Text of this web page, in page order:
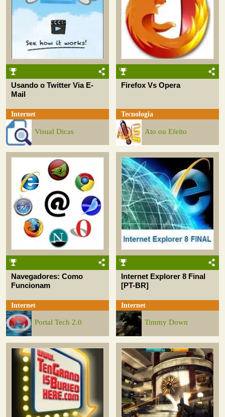
Usando o Twitter Via E-
Mail
Internet
Visual Dicas
Firefox Vs Opera
Tecnologia
Ato ou Efeito
Navegadores: Como
Funcionam
Internet
Portal Tech 2.0
Internet Explorer 8 Final
[PT-BR]
Internet
Timmy Down